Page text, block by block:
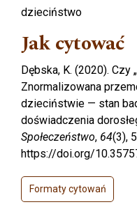
dzieciństwo
Jak cytować
Dębska, K. (2020).
Znormalizowana
dzieciństwie — stan
doświadczenia
Społeczeństwo, 64(3),
https://doi.org/
Formaty cytowań